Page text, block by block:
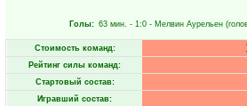
Голы: 63 мин. - 1:0 - Мелвин Аурельен
Стоимость команд:
Рейтинг силы команд:
Стартовый состав:
Игравший состав: